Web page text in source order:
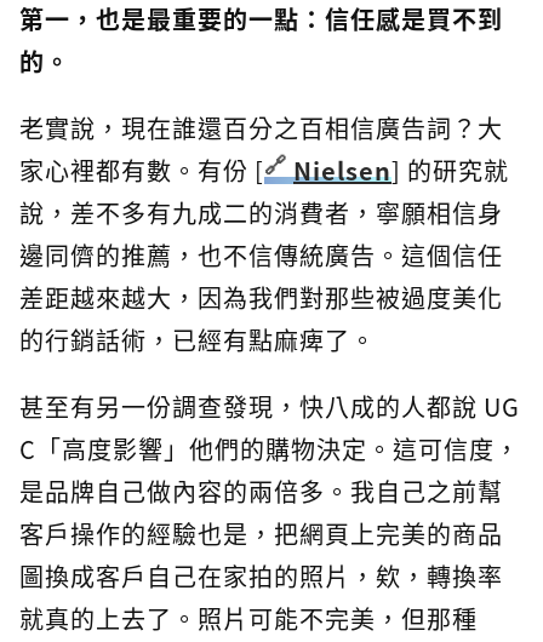
第一，也是最重要的一點：信任感是買不到
的。
老實說，現在誰還百分之百相信廣告詞？大
家心裡都有數。有份 [
Nielsen] 的研究就
說，差不多有九成二的消費者，寧願相信身
邊同儕的推薦，也不信傳統廣告。這個信任
差距越來越大，因為我們對那些被過度美化
的行銷話術，已經有點麻痺了。
甚至有另一份調查發現，快八成的人都說 UG
C「高度影響」他們的購物決定。這可信度，
是品牌自己做內容的兩倍多。我自己之前幫
客戶操作的經驗也是，把網頁上完美的商品
圖換成客戶自己在家拍的照片，欸，轉換率
就真的上去了。照片可能不完美，但那種